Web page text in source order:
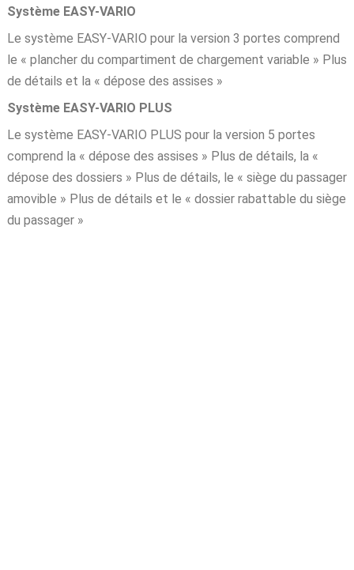
Système EASY-VARIO
Le système EASY-VARIO pour la version 3 portes comprend
le « plancher du compartiment de chargement variable » Plus
de détails et la « dépose des assises »
Système EASY-VARIO PLUS
Le système EASY-VARIO PLUS pour la version 5 portes
comprend la « dépose des assises » Plus de détails, la «
dépose des dossiers » Plus de détails, le « siège du passager
amovible » Plus de détails et le « dossier rabattable du siège
du passager »